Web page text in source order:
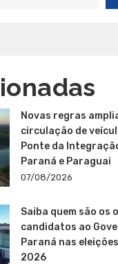
Novas regras
circulação de
Ponte da
Paraná e Paraguai
07/08/2026
Saiba quem são os
candidatos ao
Paraná nas
2026